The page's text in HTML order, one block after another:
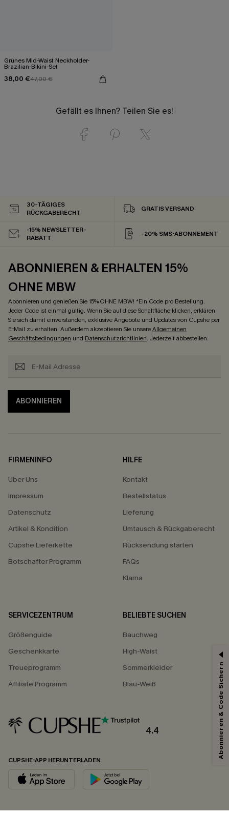
Grünes Mid-Waist Neckholder-
Brazilian-Bikini-Set
38,00 €47,00 €
Gefällt es Ihnen? Teilen Sie es!
30-TÄGIGES
RÜCKGABERECHT
GRATIS VERSAND
-15% NEWSLETTER-
RABATT
-20% SMS-ABONNEMENT
ABONNIEREN & ERHALTEN 15%
OHNE MBW
Abonnieren und genießen Sie 15% OHNE MBW! *Ein Code pro Bestellung.
Jeder Code ist einmal gültig. Wenn Sie auf diese Schaltfläche klicken, erklären
Sie sich damit einverstanden, exklusive Angebote und Updates von Cupshe per
E-Mail zu erhalten. Außerdem akzeptieren Sie unsereAllgemeinen
Geschäftsbedingungen und Datenschutzrichtlinien. Jederzeit abbestellen.
ABONNIEREN
FIRMENINFO
Über Uns
Impressum
Datenschutz
Artikel & Kondition
Cupshe Lieferkette
Botschafter Programm
HILFE
Kontakt
Bestellstatus
Lieferung
Umtausch & Rückgaberecht
Rücksendung starten
FAQs
Klarna
SERVICEZENTRUM
Größenguide
Geschenkkarte
Treueprogramm
Affiliate Programm
BELIEBTE SUCHEN
Bauchweg
High-Waist
Sommerkleider
Blau-Weiß
4.4
CUPSHE-APP HERUNTERLADEN
Abonnieren & Code Sichern